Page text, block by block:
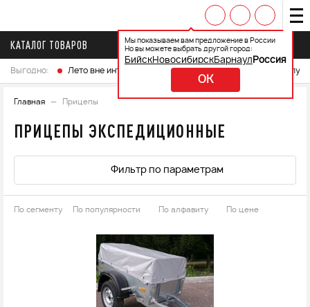
Мы показываем вам предложение в России
Но вы можете выбрать другой город:
БийскНовосибирскБарнаул Россия
OK
КАТАЛОГ ТОВАРОВ
Выгодно: Лето вне интренета Выберите свой мотоцикл и
Главная Прицепы
ПРИЦЕПЫ ЭКСПЕДИЦИОННЫЕ
Фильтр по параметрам
По сегменту По популярности По алфавиту По цене